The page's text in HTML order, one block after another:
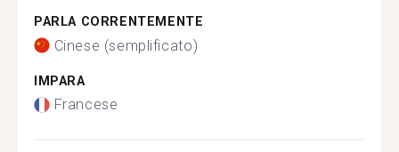
PARLA CORRENTEMENTE
Cinese (semplificato)
IMPARA
Francese